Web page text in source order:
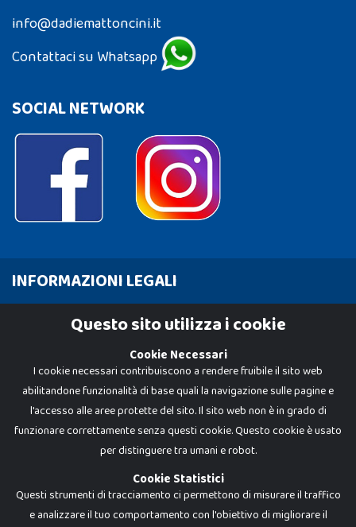
info@dadiemattoncini.it
Contattaci su Whatsapp
SOCIAL NETWORK
INFORMAZIONI LEGALI
Cookie PolicyQuesto sito utilizza i cookie
Cookie Necessari
I cookie necessari contribuiscono a rendere fruibile il sito web
abilitandone funzionalità di base quali la navigazione sulle pagine e
l'accesso alle aree protette del sito. Il sito web non è in grado di
funzionare correttamente senza questi cookie. Questo cookie è usato
per distinguere tra umani e robot.
Cookie Statistici
Questi strumenti di tracciamento ci permettono di misurare il traffico
e analizzare il tuo comportamento con l'obiettivo di migliorare il